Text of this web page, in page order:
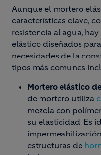
Aunque el mortero
características clave,
resistencia al agua,
elástico diseñados
necesidades de la
tipos más comunes
Mortero elástico
de mortero utiliza
mezcla con
su elasticidad. Es
estructuras de